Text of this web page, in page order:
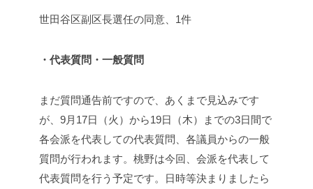
世田谷区副区長選任の同意、1件
・代表質問・一般質問
まだ質問通告前ですので、あくまで見込みです
が、9月17日（火）から19日（木）までの3日間で
各会派を代表しての代表質問、各議員からの一般
質問が行われます。桃野は今回、会派を代表して
代表質問を行う予定です。日時等決まりましたら